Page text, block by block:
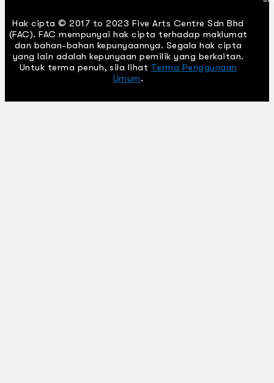
Hak cipta © 2017 to 2023 Five Arts Centre Sdn Bhd
(FAC). FAC mempunyai hak cipta terhadap maklumat
dan bahan-bahan kepunyaannya. Segala hak cipta
yang lain adalah kepunyaan pemilik yang berkaitan.
Untuk terma penuh, sila lihat Terma Penggunaan
Umum.